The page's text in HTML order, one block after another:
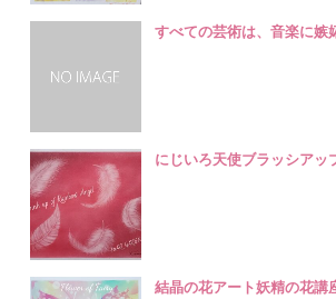
すべての芸術は、音楽に嫉
にじいろ天使ブラッシアッ
結晶の花アート妖精の花講